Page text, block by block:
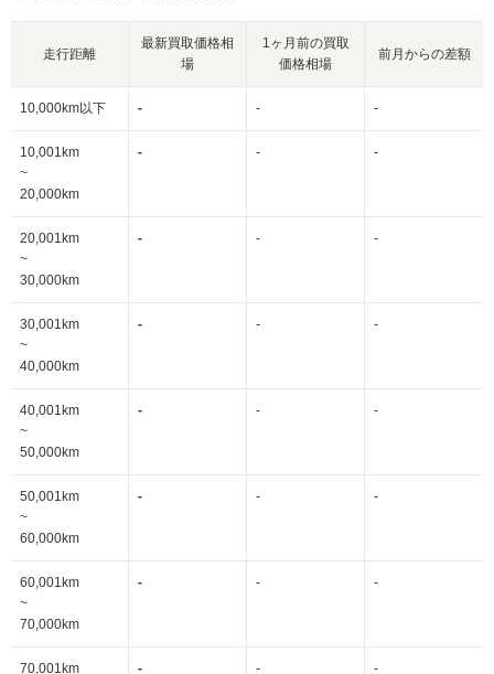
走行距離
最新買取価格相
場
1ヶ月前の買取
価格相場
前月からの差額
10,000km以下 - - -
10,001km
~
20,000km
- - -
20,001km
~
30,000km
- - -
30,001km
~
40,000km
- - -
40,001km
~
50,000km
- - -
50,001km
~
60,000km
- - -
60,001km
~
70,000km
- - -
70,001km
- - -